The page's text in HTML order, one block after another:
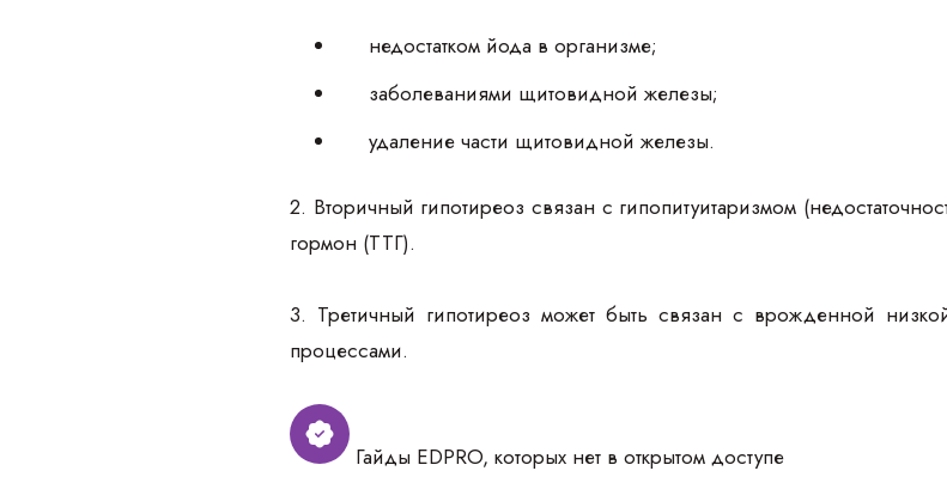
недостатком йода в организме;
заболеваниями щитовидной железы;
удаление части щитовидной железы.
2. Вторичный гипотиреоз связан с гипопитуитаризмом
гормон (ТТГ).
3. Третичный гипотиреоз может быть связан с врожденной
процессами.
Гайды EDPRO, которых нет в открытом доступе